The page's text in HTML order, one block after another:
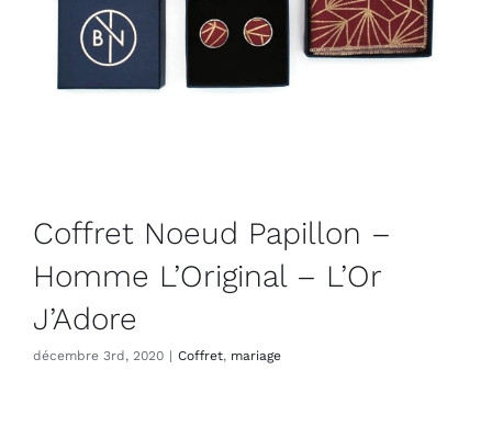
Coffret Noeud Papillon –
Homme L’Original – L’Or
J’Adore
décembre 3rd, 2020 | Coffret, mariage